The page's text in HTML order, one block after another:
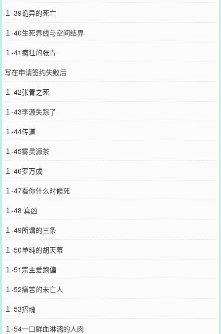
１-39诡异的死亡
１-40生死界线与空间结界
１-41疯狂的张青
写在申请签约失败后
１-42张青之死
１-43李源失踪了
１-44传道
１-45雾灵源茶
１-46罗万成
１-47看你什么时候死
１-48 真凶
１-49所谓的三条
１-50单纯的胡天幕
１-51宗主爱跑偏
１-52痛苦的未亡人
１-53招魂
１-54一口鲜血淋漓的人肉